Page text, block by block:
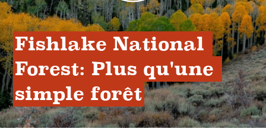
Fishlake National
Forest: Plus qu'une
simple forêt